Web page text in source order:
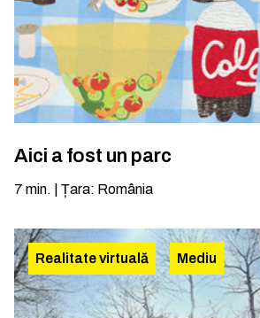
Aici a fost un parc
7 min. Țara: România
Realitate virtuală Mediu